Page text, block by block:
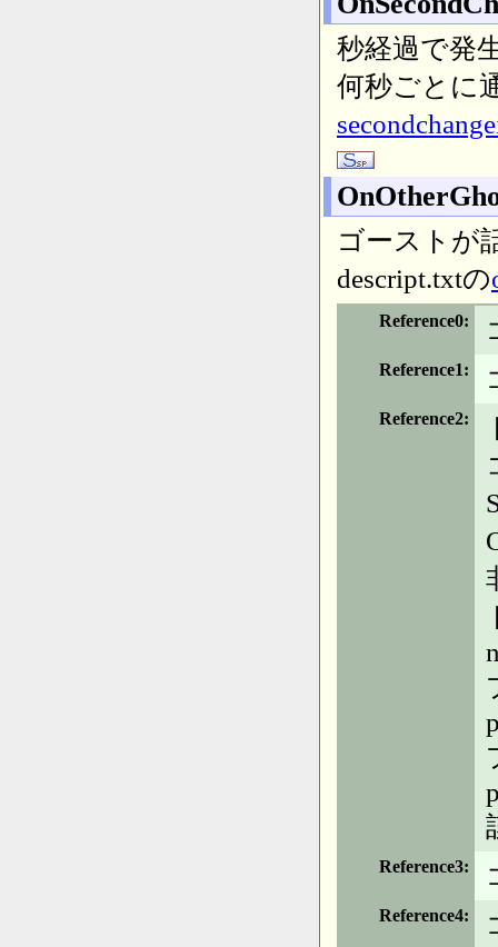
秒経過で発
何秒ごとに
ゴーストが
descript.txtの
Reference0
Reference1
Reference2
Reference3
Reference4